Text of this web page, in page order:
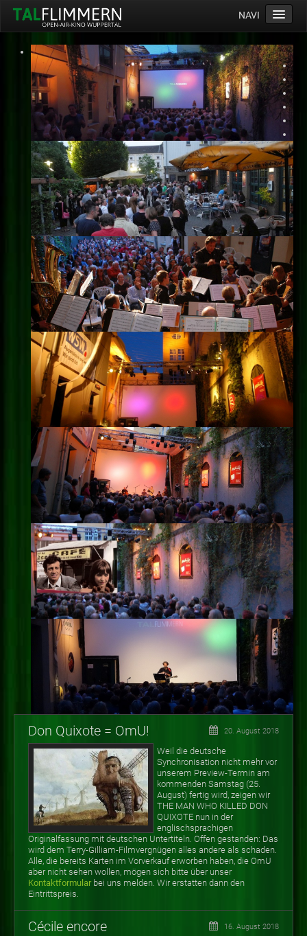
NAVI
Home
Programm
Service
Ticketinfos
Ort
Anreise
Wetter
Kinogutschein
Konzept
Archiv
Kontakt
Impressum
Datenschutz
Don Quixote = OmU! 20. August 2018
Weil die deutsche
Synchronisation nicht mehr vor
unserem Preview-Termin am
kommenden Samstag (25.
August) fertig wird, zeigen wir
THE MAN WHO KILLED DON
QUIXOTE nun in der
englischsprachigen
Originalfassung mit deutschen Untertiteln. Offen gestanden: Das
wird dem Terry-Gilliam-Filmvergnügen alles andere als schaden.
Alle, die bereits Karten im Vorverkauf erworben haben, die OmU
aber nicht sehen wollen, mögen sich bitte über unser
Kontaktformularbei uns melden. Wir erstatten dann den
Eintrittspreis.
Cécile encore 16. August 2018